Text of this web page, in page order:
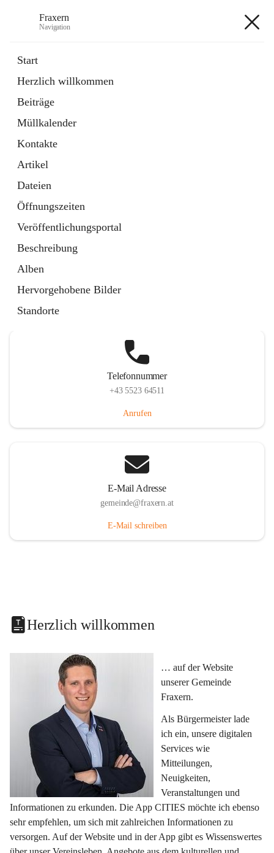
Fraxern
Navigation
Start
Herzlich willkommen
Beiträge
Müllkalender
Kontakte
Artikel
Dateien
Öffnungszeiten
Veröffentlichungsportal
Beschreibung
Alben
Hervorgehobene Bilder
Standorte
Ordner
in
Tab
Formulare
Artikel
öffnet
in
neuem
Tab
Telefonnummer
+43 5523 64511
Anrufen
E-Mail Adresse
gemeinde@fraxern.at
E-Mail schreiben
Herzlich willkommen
… auf der Website
unserer Gemeinde
Fraxern.
Als Bürgermeister lade
ich ein, unsere digitalen
Services wie
Mitteilungen,
Neuigkeiten,
Veranstaltungen und
Informationen zu erkunden. Die App CITIES möchte ich ebenso
sehr empfehlen, um sich mit zahlreichen Informationen zu
versorgen. Auf der Website und in der App gibt es Wissenswertes